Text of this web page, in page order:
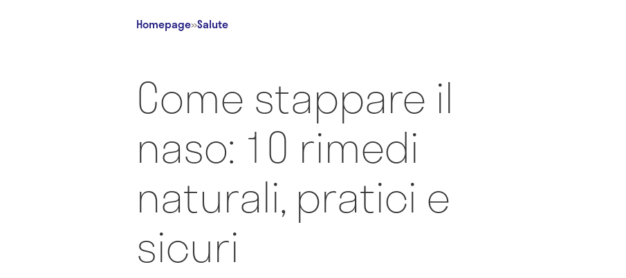
Homepage»Salute
Come stappare il
naso: 10 rimedi
naturali, pratici e
sicuri